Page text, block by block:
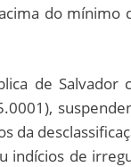
do mínimo
de
da
indícios de